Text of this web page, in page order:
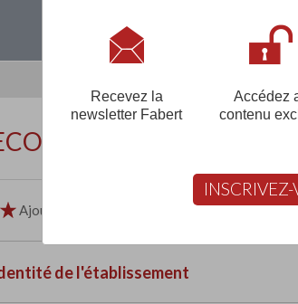
Loguez-vous, créez votre
PRIVEE SAINT-
Ajouter aux favoris Imprimer
de l'établissement
Recevez la
newsletter Fabert
Accédez
contenu